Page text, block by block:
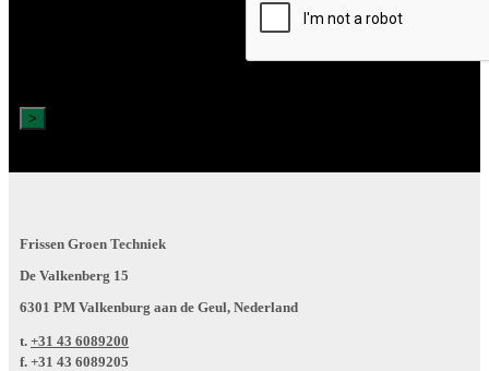
Frissen Groen Techniek
De Valkenberg 15
6301 PM Valkenburg aan de Geul, Nederland
t. +31 43 6089200
f. +31 43 6089205